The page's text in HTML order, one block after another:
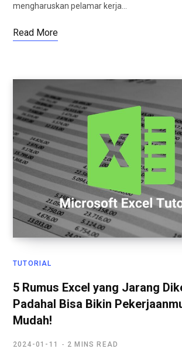
mengharuskan pelamar kerja…
Read More
TUTORIAL
5 Rumus Excel yang Jarang
Padahal Bisa Bikin
Mudah!
2024-01-11 2 MINS READ